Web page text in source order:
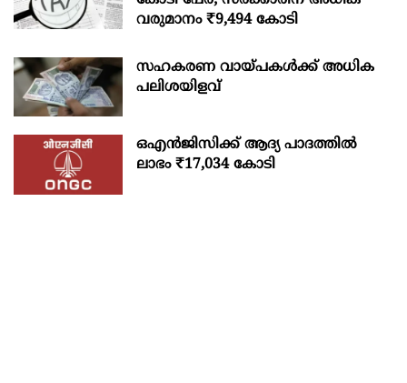
വരുമാനം ₹9,494 കോടി
സഹകരണ വായ്പകള്‍ക്ക് അധിക
പലിശയിളവ്
ഒഎന്‍ജിസിക്ക് ആദ്യ പാദത്തില്‍
ലാഭം ₹17,034 കോടി